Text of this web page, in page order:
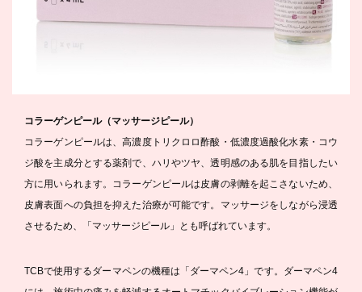
コラーゲンピール（マッサージピール）
コラーゲンピールは、高濃度トリクロロ酢酸・低濃度過酸化水素・コウ
ジ酸を主成分とする薬剤で、ハリやツヤ、透明感のある肌を目指したい
方に用いられます。コラーゲンピールは皮膚の剥離を起こさないため、
皮膚表面への負担を抑えた治療が可能です。マッサージをしながら浸透
させるため、「マッサージピール」とも呼ばれています。
TCBで使用するダーマペンの機種は「ダーマペン4」です。ダーマペン4